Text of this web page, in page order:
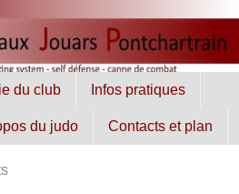
du club Infos pratiques
du judo Contacts et plan